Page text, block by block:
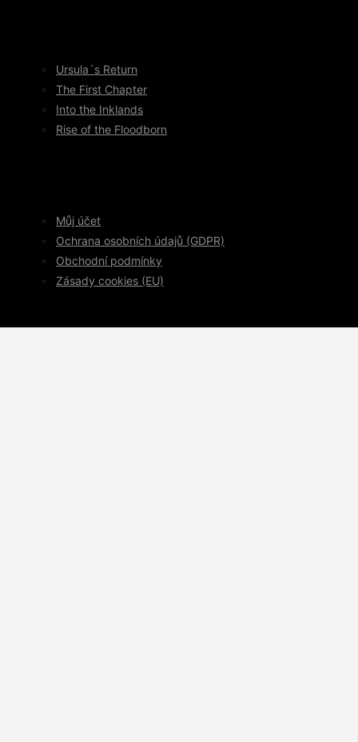
Ursula´s Return
The First Chapter
Into the Inklands
Rise of the Floodborn
Můj účet
Ochrana osobních údajů (GDPR)
Obchodní podmínky
Zásady cookies (EU)